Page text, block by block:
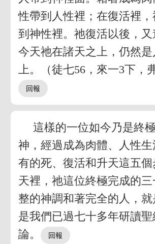
性帶到人性裡；在復活裡
到神性裡。祂復活以後，又
今天祂在諸天之上，仍然
上。（徒七56，來一3下，
這樣的一位如今乃是終
神，經過成為肉體、人性
有的死、復活和升天這五
天裡，祂這位終極完成的
整的神調和著完全的人，
是我們已過七十多年研讀
論。